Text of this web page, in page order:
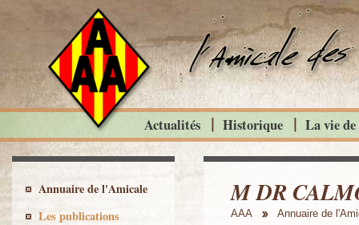
M DR
AAA Annuaire de
Actualités Historique La vie
Annuaire de l'Amicale
Les publications